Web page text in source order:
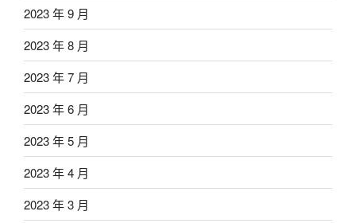
2023 年 9 月
2023 年 8 月
2023 年 7 月
2023 年 6 月
2023 年 5 月
2023 年 4 月
2023 年 3 月